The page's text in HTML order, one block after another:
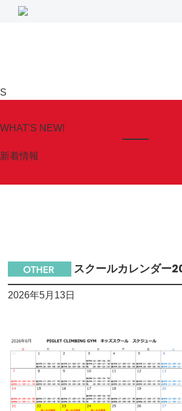
S
WHAT'S NEW!
新着情報
スクールカレンダー
2026年5月13日